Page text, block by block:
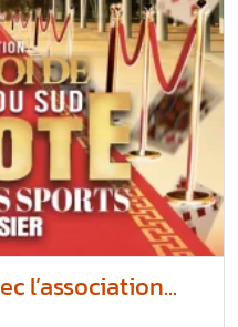
l’association...